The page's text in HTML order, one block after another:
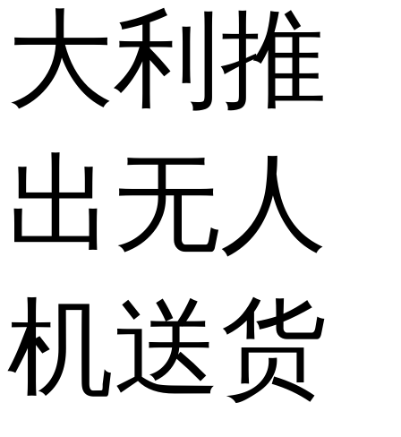
大利推
出无人
机送货